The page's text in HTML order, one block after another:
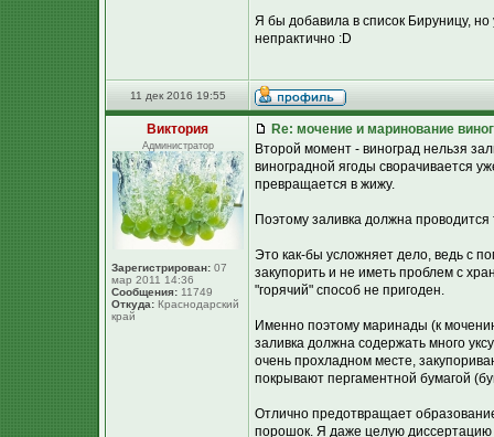
Я бы добавила в список Бируницу, но
непрактично :D
11 дек 2016 19:55
Виктория
Администратор
Зарегистрирован: 07
мар 2011 14:36
Сообщения: 11749
Откуда: Краснодарский
край
Re: мочение и маринование
Второй момент - виноград нельзя
виноградной ягоды сворачивается
превращается в жижу.
Поэтому заливка должна
Это как-бы усложняет дело, ведь с
закупорить и не иметь проблем с
"горячий" способ не пригоден.
Именно поэтому маринады (к
заливка должна содержать много
очень прохладном месте,
покрывают пергаментной бумагой
Отлично предотвращает
порошок. Я даже целую диссертацию